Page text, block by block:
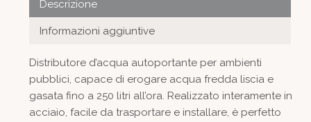
Descrizione
Informazioni aggiuntive
Distributore d’acqua autoportante per ambienti
pubblici, capace di erogare acqua fredda liscia e
gasata fino a 250 litri all’ora. Realizzato interamente in
acciaio, facile da trasportare e installare, è perfetto